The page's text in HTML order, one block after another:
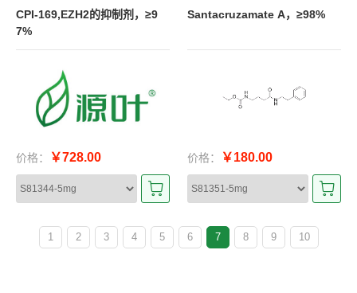
CPI-169,EZH2的抑制剂，≥9
7%
价格： ￥728.00
Santacruzamate A，≥98%
价格： ￥180.00
1 2 3 4 5 6 7 8 9 10